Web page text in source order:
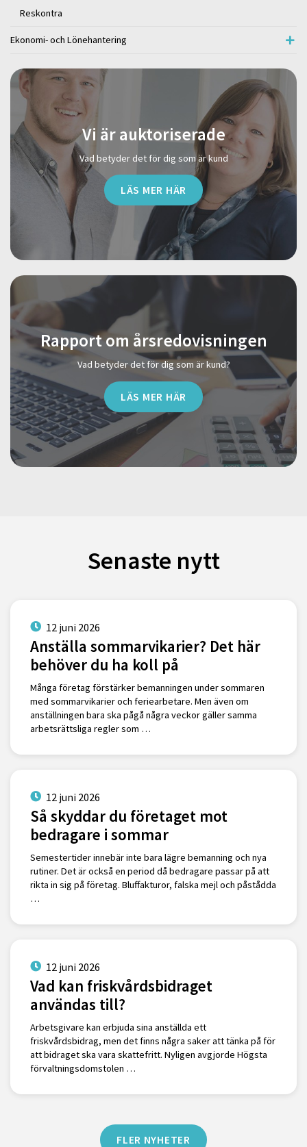
Reskontra
Ekonomi- och Lönehantering
Vi är auktoriserade
Vad betyder det för dig som är kund
LÄS MER HÄR
Rapport om årsredovisningen
Vad betyder det för dig som är kund?
LÄS MER HÄR
Senaste nytt
12 juni 2026
Anställa sommarvikarier? Det här
behöver du ha koll på
Många företag förstärker bemanningen under sommaren
med sommarvikarier och feriearbetare. Men även om
anställningen bara ska pågå några veckor gäller samma
arbetsrättsliga regler som …
12 juni 2026
Så skyddar du företaget mot
bedragare i sommar
Semestertider innebär inte bara lägre bemanning och nya
rutiner. Det är också en period då bedragare passar på att
rikta in sig på företag. Bluffakturor, falska mejl och påstådda
…
12 juni 2026
Vad kan friskvårdsbidraget
användas till?
Arbetsgivare kan erbjuda sina anställda ett
friskvårdsbidrag, men det finns några saker att tänka på för
att bidraget ska vara skattefritt. Nyligen avgjorde Högsta
förvaltningsdomstolen …
FLER NYHETER